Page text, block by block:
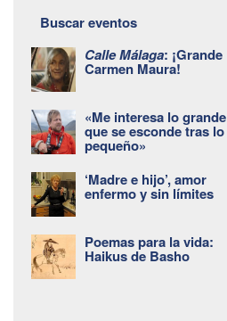
Buscar eventos
Calle Málaga: ¡Grande
Carmen Maura!
«Me interesa lo grande
que se esconde tras lo
pequeño»
‘Madre e hijo’, amor
enfermo y sin límites
Poemas para la vida:
Haikus de Basho